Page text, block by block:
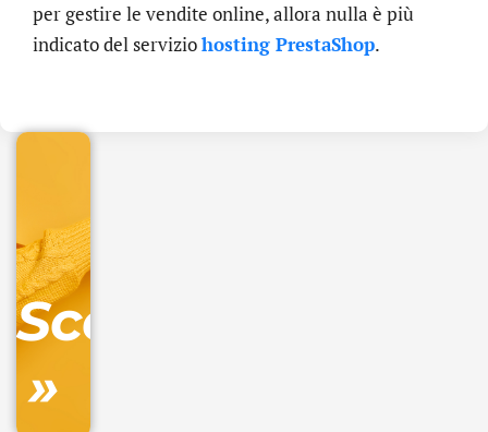
per gestire le vendite online, allora nulla è più
indicato del serviziohosting PrestaShop.
Scopri
»
.online